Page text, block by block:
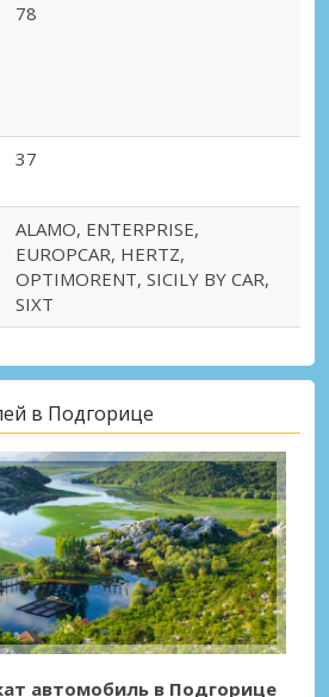
78
37
ALAMO, ENTERPRISE,
EUROPCAR, HERTZ,
OPTIMORENT, SICILY BY CAR,
SIXT
в Подгорице
автомобиль в Подгорице